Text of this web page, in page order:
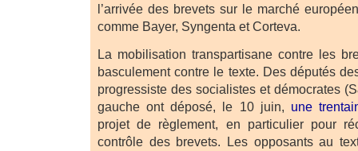
l’arrivée des brevets sur le marché
comme Bayer, Syngenta et Corteva.
La mobilisation transpartisane contre les
basculement contre le texte. Des députés
progressiste des socialistes et démocrates
gauche ont déposé, le 10 juin, une
projet de règlement, en particulier pour
contrôle des brevets. Les opposants au